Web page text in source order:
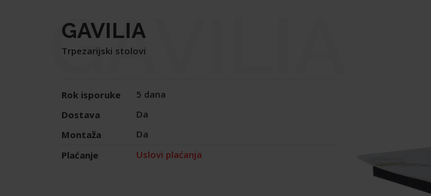
GAVILIA
GAVILIA
Trpezarijski stolovi
Rok isporuke
5 dana
Dostava
Da
Montaža
Da
Plaćanje
Uslovi plaćanja